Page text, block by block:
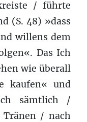
/ führte
(S. 48) »dass
willens dem
Das Ich
wie überall
kaufen« und
sämtlich /
Tränen / nach